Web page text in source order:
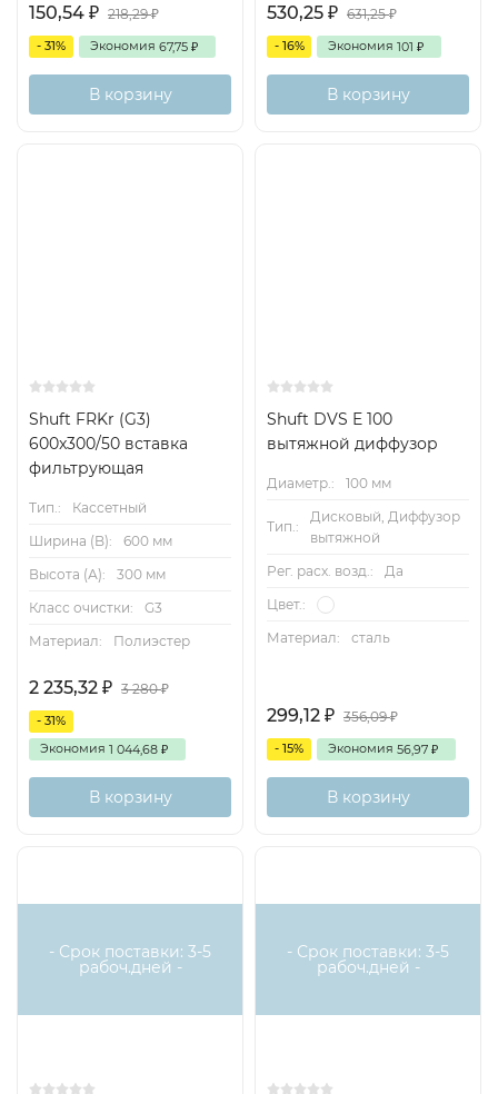
150,54 ₽ 218,29₽
- 31% Экономия 67,75 ₽
В корзину
530,25 ₽ 631,25₽
- 16% Экономия 101 ₽
В корзину
Shuft FRKr (G3)
600x300/50 вставка
фильтрующая
Тип.:
Кассетный
Ширина (B):
600 мм
Высота (А):
300 мм
Класс очистки:
G3
Материал:
Полиэстер
2 235,32 ₽ 3 280₽
- 31%
Экономия 1 044,68 ₽
В корзину
Shuft DVS E 100
вытяжной диффузор
Диаметр.: 100 мм
Тип.:
Дисковый, Диффузор
вытяжной
Рег. расх. возд.:
Да
Цвет.:
Материал: сталь
299,12 ₽ 356,09₽
- 15% Экономия 56,97 ₽
В корзину
- Срок поставки: 3-5
рабоч.дней -
- Срок поставки: 3-5
рабоч.дней -